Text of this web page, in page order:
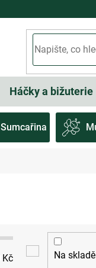
Háčky a bižuterie
Sumcařina
Kč Na skladě